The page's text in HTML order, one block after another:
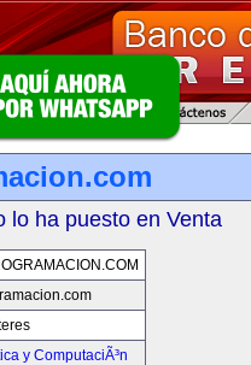
lo ha puesto en Venta
y ComputaciÃ³n